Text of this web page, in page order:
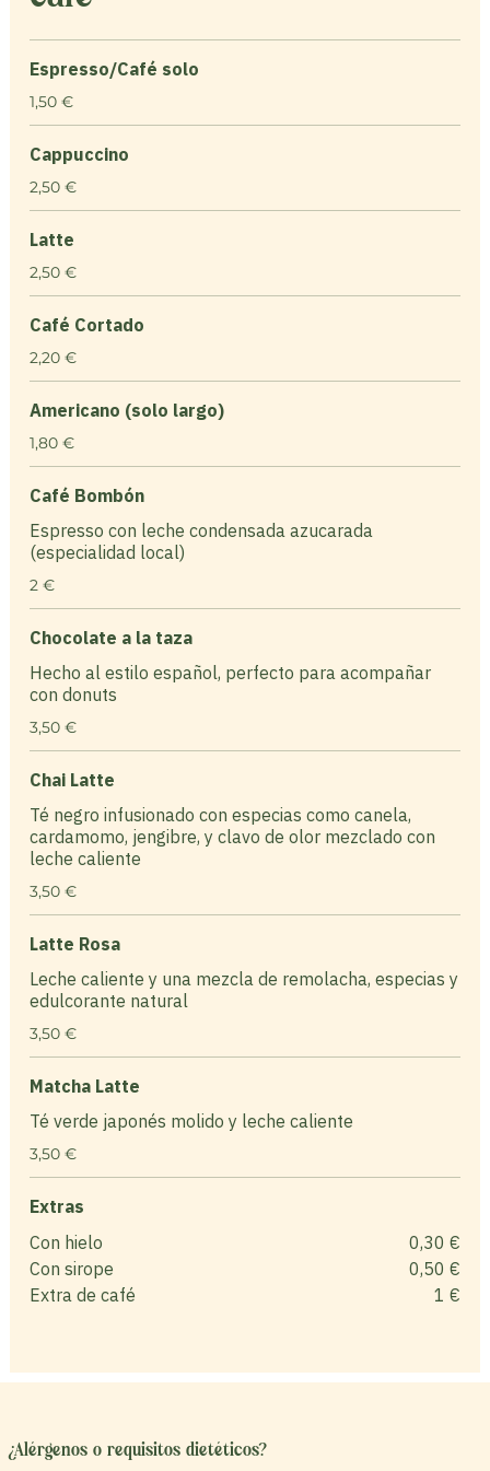
Espresso/Café solo
1,50 €
Cappuccino
2,50 €
Latte
2,50 €
Café Cortado
2,20 €
Americano (solo largo)
1,80 €
Café Bombón
Espresso con leche condensada azucarada
(especialidad local)
2 €
Chocolate a la taza
Hecho al estilo español, perfecto para acompañar
con donuts
3,50 €
Chai Latte
Té negro infusionado con especias como canela,
cardamomo, jengibre, y clavo de olor mezclado con
leche caliente
3,50 €
Latte Rosa
Leche caliente y una mezcla de remolacha, especias y
edulcorante natural
3,50 €
Matcha Latte
Té verde japonés molido y leche caliente
3,50 €
Extras
Con hielo
0,30 €
Con sirope
0,50 €
Extra de café
1 €
¿Alérgenos o requisitos dietéticos?